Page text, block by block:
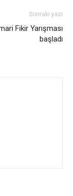
Sonraki yazı
Fikir Yarışması
başladı